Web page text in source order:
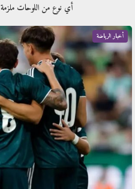
أي نوع من اللوحات ملزمة
أخبار الرياضة